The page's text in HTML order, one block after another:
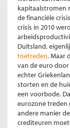
kapitaalstromen
de financiële
crisis in 2010
Duitsland,
toetreden. Maar
van de euro
echter
storten en de
een voorbode.
eurozone treden
andere manier
crediteuren